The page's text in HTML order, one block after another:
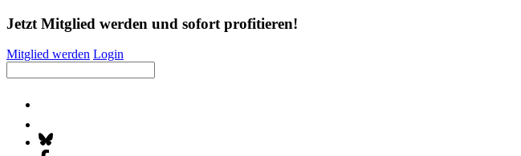
Jetzt Mitglied werden und sofort profitieren!
Mitglied werden Login